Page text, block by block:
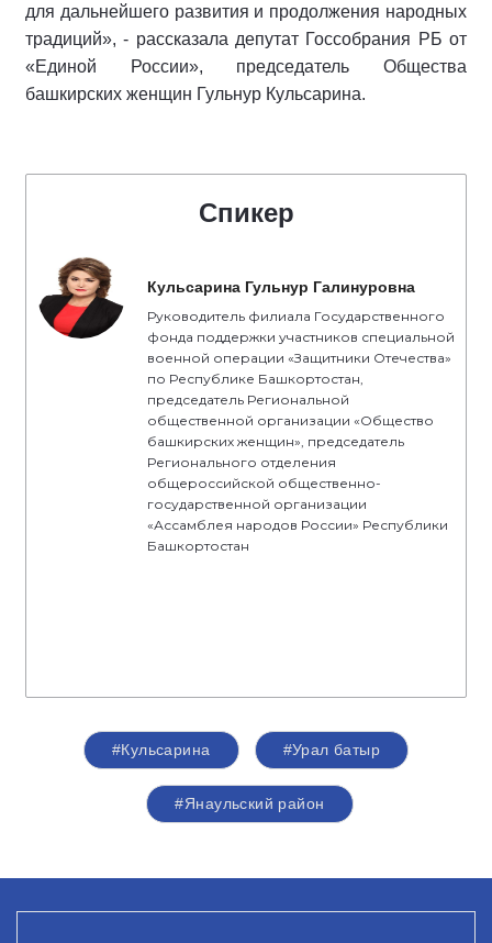
для дальнейшего развития и продолжения народных
традиций», - рассказала депутат Госсобрания РБ от
«Единой России», председатель Общества
башкирских женщин Гульнур Кульсарина.
Спикер
Кульсарина Гульнур Галинуровна
Руководитель филиала Государственного
фонда поддержки участников специальной
военной операции «Защитники Отечества»
по Республике Башкортостан,
председатель Региональной
общественной организации «Общество
башкирских женщин», председатель
Регионального отделения
общероссийской общественно-
государственной организации
«Ассамблея народов России» Республики
Башкортостан
#Кульсарина #Урал батыр
#Янаульский район